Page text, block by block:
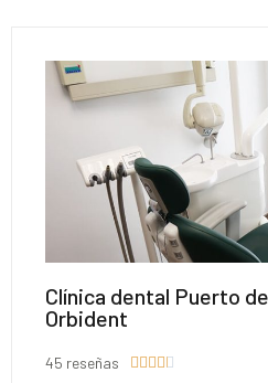
Clínica dental Puerto
Orbident
45 reseñas 